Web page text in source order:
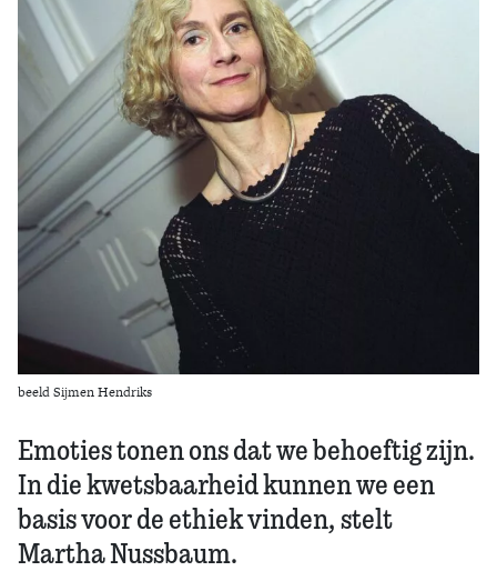
beeld Sijmen Hendriks
Emoties tonen ons dat we behoeftig zijn.
In die kwetsbaarheid kunnen we een
basis voor de ethiek vinden, stelt
Martha Nussbaum.